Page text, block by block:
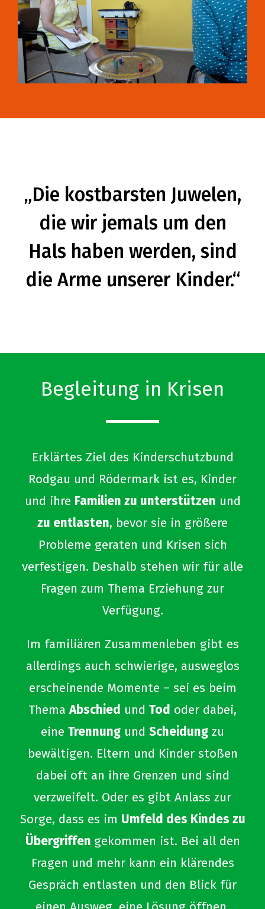
„Die kostbarsten Juwelen,
die wir jemals um den
Hals haben werden, sind
die Arme unserer Kinder.“
Begleitung in Krisen
Erklärtes Ziel des Kinderschutzbund
Rodgau und Rödermark ist es, Kinder
und ihre Familien zu unterstützen und
zu entlasten, bevor sie in größere
Probleme geraten und Krisen sich
verfestigen. Deshalb stehen wir für alle
Fragen zum Thema Erziehung zur
Verfügung.
Im familiären Zusammenleben gibt es
allerdings auch schwierige, ausweglos
erscheinende Momente – sei es beim
ThemaAbschied und Tod oder dabei,
eine Trennung und Scheidung zu
bewältigen. Eltern und Kinder stoßen
dabei oft an ihre Grenzen und sind
verzweifelt. Oder es gibt Anlass zur
Sorge, dass es im Umfeld des Kindes zu
Übergriffen gekommen ist. Bei all den
Fragen und mehr kann ein klärendes
Gespräch entlasten und den Blick für